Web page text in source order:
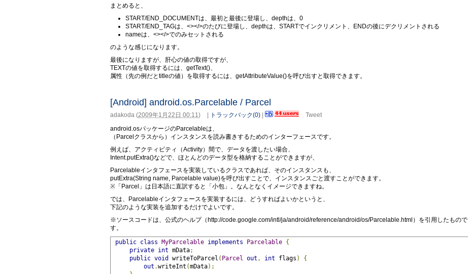
まとめると、
START/END_DOCUMENTは、最初と最後に登場し、depthは、0
START/END_TAGは、<></>のたびに登場し、depthは、STARTでインクリメント、ENDの後にデクリメントされる
nameは、<></>でのみセットされる
のような感じになります。
最後になりますが、肝心の値の取得ですが、
TEXTの値を取得するには、getText()、
属性（先の例だとtitleの値）を取得するには、getAttributeValue()を呼び出すと取得できます。
[Android] android.os.Parcelable / Parcel
adakoda (2009年1月22日 00:11 ) | トラックバック(0) |
Tweet
android.osパッケージのParcelableは、
（Parcelクラスから）インスタンスを読み書きするためのインターフェースです。
例えば、アクティビティ（Activity）間で、データを渡したい場合、
Intent.putExtra()などで、ほとんどのデータ型を格納することができますが、
Parcelableインタフェースを実装しているクラスであれば、そのインスタンスも、
putExtra(String name, Parcelable value)を呼び出すことで、インスタンスごと渡すことができます。
※「Parcel」は日本語に直訳すると「小包」。なんとなくイメージできますね。
では、Parcelableインタフェースを実装するには、どうすればよいかというと、
下記のような実装を追加するだけでよいです。
※ソースコードは、公式のヘルプ（http://code.google.com/intl/ja/android/reference/android/os/Parcelable.html）を引用したもので
す。
public class MyParcelable implements Parcelable {
private int mData;
public void writeToParcel ( Parcel out , int flags )
{
out .writeInt (mData);